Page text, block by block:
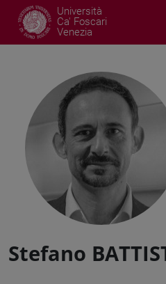
Università
Ca' Foscari
Venezia
Stefano